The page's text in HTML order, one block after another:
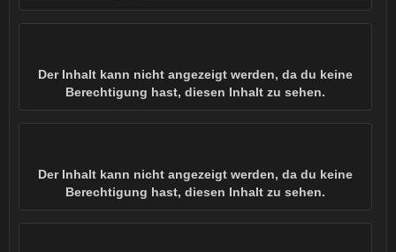
Der Inhalt kann nicht angezeigt werden, da du keine
Berechtigung hast, diesen Inhalt zu sehen.
Der Inhalt kann nicht angezeigt werden, da du keine
Berechtigung hast, diesen Inhalt zu sehen.